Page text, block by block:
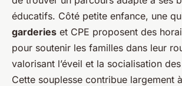
éducatifs. Côté petite enfance, une
garderies et CPE proposent des
pour soutenir les familles dans leur
valorisant l’éveil et la socialisation
Cette souplesse contribue largement